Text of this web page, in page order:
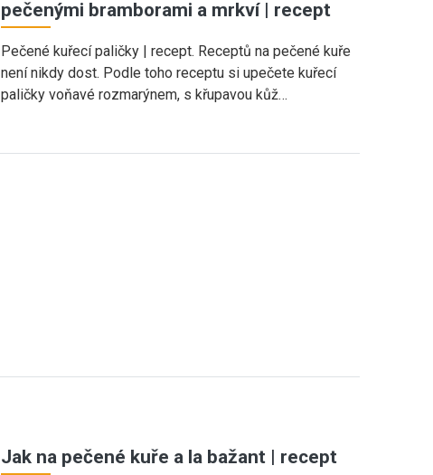
pečenými bramborami a mrkví | recept
Pečené kuřecí paličky | recept. Receptů na pečené kuře
není nikdy dost. Podle toho receptu si upečete kuřecí
paličky voňavé rozmarýnem, s křupavou kůž…
Jak na pečené kuře a la bažant | recept